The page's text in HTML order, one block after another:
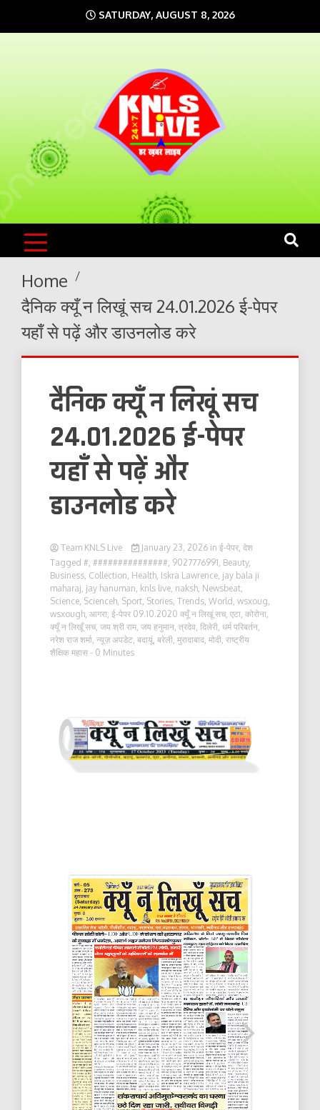
to
SATURDAY, AUGUST 8, 2026
KNLS LIVE
India`s No.1 News Portal
Home
दैनिक क्यूँ न लिखूं सच 24.01.2026 ई-पेपर
यहाँ से पढ़ें और डाउनलोड करे
दैनिक क्यूँ न लिखूं सच
24.01.2026 ई-पेपर
यहाँ से पढ़ें और
डाउनलोड करे
Team KNLS Live January 23, 2026 in ई-पेपर, देश
Tagged #, ###############, 9027776991, Beauty,
Business, Collection, Health, Iskra Lawrence, jay bala ji
maharaj, jay hanuman, knls live, naksh, Newsbeat,
Science, Scienceh, Sport, Stories, Trends, World , wsxoug,
wsxough, आगरा, ई-पेपर 09.10.2020 क्यूँ न लिखूं सच, एटा, कोरोना,
क्यूँ न लिखूँ सच, जय श्री राम, जय हनुमान, त्रदेव, दिलेरी, धर्म परिबर्तन,
नरेश राज शर्मा, न्यूज़ अपडेट, बदायूं, बरेली, मुरादाबाद, मोदी, राष्ट्रीय
शैक्षिक महास - 0 Minutes